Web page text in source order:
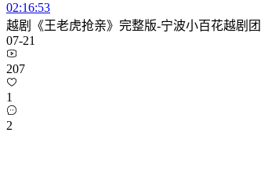
02:16:53
越剧《王老虎抢亲》完整版-宁波小百花越剧团
07-21
207
1
2